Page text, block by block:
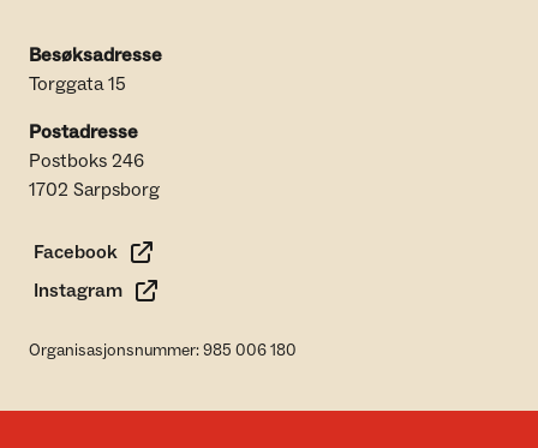
Besøksadresse
Torggata 15
Postadresse
Postboks 246
1702 Sarpsborg
Facebook
Instagram
Organisasjonsnummer: 985 006 180